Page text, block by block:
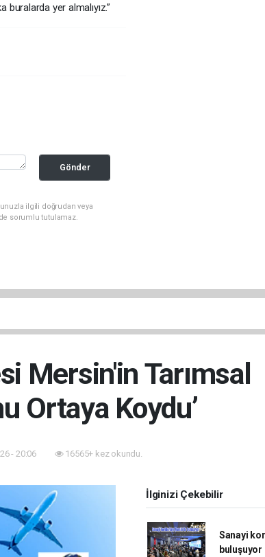
buralarda yer almalıyız.”
Gönder
ilgili doğrudan veya
sorumlu tutulamaz.
Mersin'in Tarımsal
Ortaya Koydu’
- 20:06 16565+ kez okundu.
İlginizi Çekebilir
Sanayi
buluşuyor